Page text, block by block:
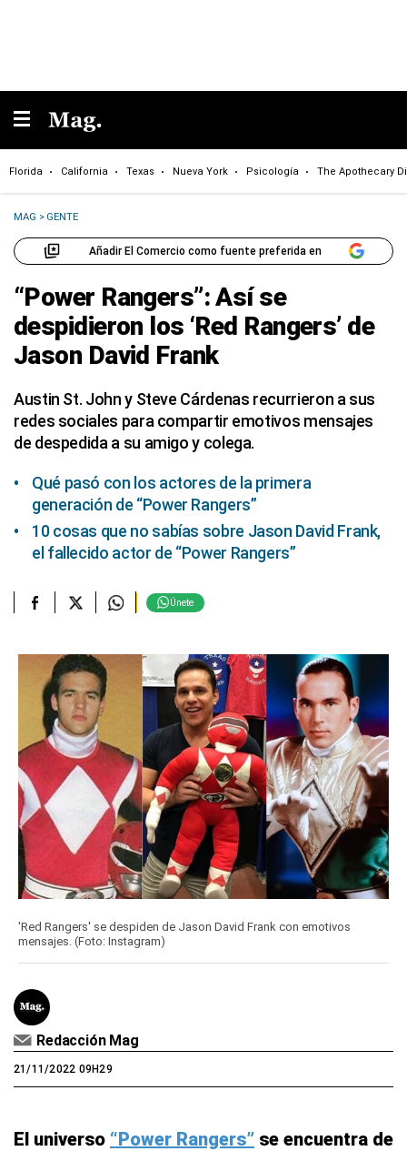
Florida California Texas Nueva York Psicología The Apothecary
MAG > GENTE
Añadir El Comercio como fuente preferida en
“Power Rangers”: Así se
despidieron los ‘Red Rangers’ de
Jason David Frank
Austin St. John y Steve Cárdenas recurrieron a sus
redes sociales para compartir emotivos mensajes
de despedida a su amigo y colega.
Qué pasó con los actores de la primera
generación de “Power Rangers”
10 cosas que no sabías sobre Jason David Frank,
el fallecido actor de “Power Rangers”
Únete
'Red Rangers' se despiden de Jason David Frank con emotivos
mensajes. (Foto: Instagram)
Redacción Mag
21/11/2022 09H29
El universo “Power Rangers” se encuentra de